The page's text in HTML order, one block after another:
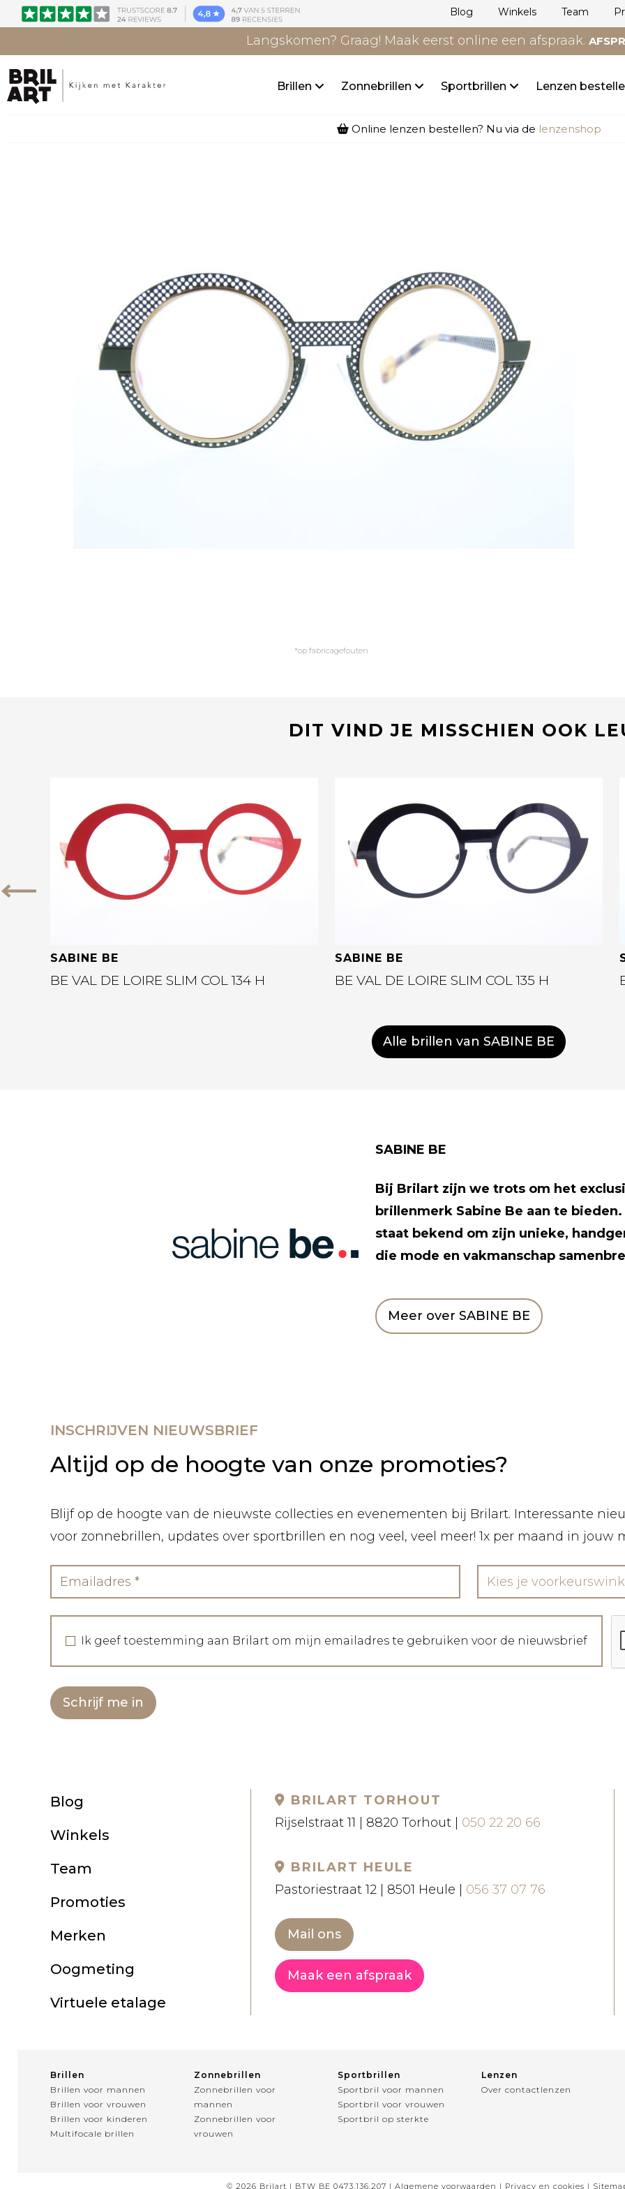
Blog Winkels Team
Langskomen? Graag! Maak eerst online een afspraak.
Brillen Zonnebrillen Sportbrillen Lenzen
Online lenzen bestellen? Nu via de lenzenshop
*op fabricagefouten
DIT VIND JE MISSCHIEN OOK
Vorige
Bekijk deze bril
SABINE BE
BE VAL DE LOIRE SLIM COL 134 H
Bekijk deze bril
SABINE BE
BE VAL DE LOIRE SLIM COL 135 H
Alle brillen van SABINE BE
SABINE BE
Bij Brilart zijn we trots om het
brillenmerk Sabine Be aan te
staat bekend om zijn unieke,
die mode en vakmanschap
Meer over SABINE BE
INSCHRIJVEN NIEUWSBRIEF
Altijd op de hoogte van onze promoties?
Blijf op de hoogte van de nieuwste collecties en evenementen bij Brilart. Interessante
voor zonnebrillen, updates over sportbrillen en nog veel, veel meer! 1x per maand in jouw
Kies je
Ik geef toestemming aan Brilart om mijn emailadres te gebruiken voor de nieuwsbrief
Schrijf me in
Blog
Winkels
Team
Promoties
Merken
Oogmeting
Virtuele etalage
BRILART TORHOUT
Rijselstraat 11 | 8820 Torhout | 050 22 20 66
BRILART HEULE
Pastoriestraat 12 | 8501 Heule | 056 37 07 76
Mail ons
Maak een afspraak
Brillen
Brillen voor mannen
Brillen voor vrouwen
Brillen voor kinderen
Multifocale brillen
Zonnebrillen
Zonnebrillen voor
mannen
Zonnebrillen voor
vrouwen
Sportbrillen
Sportbril voor mannen
Sportbril voor vrouwen
Sportbril op sterkte
Lenzen
Over contactlenzen
© 2026 Brilart | BTW BE 0473.136.207 | Algemene voorwaarden | Privacy en cookies |